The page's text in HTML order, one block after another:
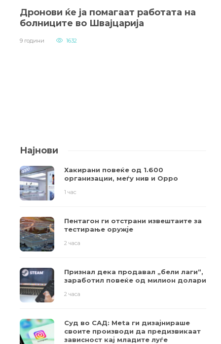
Дронови ќе ја помагаат работата на
болниците во Швајцарија
9 години 1632
Најнови
Хакирани повеќе од 1.600
организации, меѓу нив и Oppo
1 час
Пентагон ги отстрани извештаите за
тестирање оружје
2 часа
Признал дека продавал „бели лаги“,
заработил повеќе од милион долари
2 часа
Суд во САД: Meta ги дизајнираше
своите производи да предизвикаат
зависност кај младите луѓе